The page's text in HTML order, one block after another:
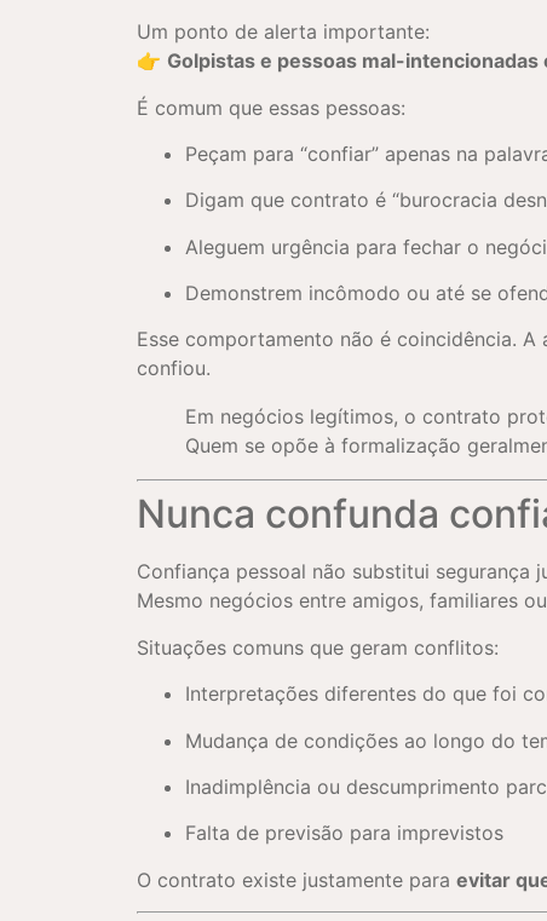
Um ponto de alerta importante:
👉 Golpistas e pessoas mal-
É comum que essas pessoas:
Peçam para “confiar” apenas na
Digam que contrato é “burocracia
Aleguem urgência para fechar o
Demonstrem incômodo ou até se
Esse comportamento não é coincidência. A
confiou.
Em negócios legítimos, o contrato
Quem se opõe à formalização
Nunca confunda
Confiança pessoal não substitui segurança
Mesmo negócios entre amigos, familiares
Situações comuns que geram conflitos:
Interpretações diferentes do que foi
Mudança de condições ao longo do
Inadimplência ou descumprimento
Falta de previsão para imprevistos
O contrato existe justamente para evitar